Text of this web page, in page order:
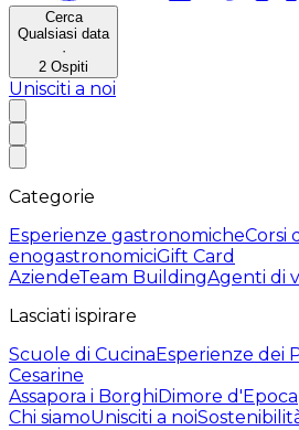
Cerca
Qualsiasi data
·
2 Ospiti
Unisciti a noi
Categorie
Esperienze gastronomicheCorsi
enogastronomiciGift Card
AziendeTeam BuildingAgenti di
Lasciati ispirare
Scuole di CucinaEsperienze dei
Cesarine
Assapora i BorghiDimore d'Epoca
Chi siamoUnisciti a noi